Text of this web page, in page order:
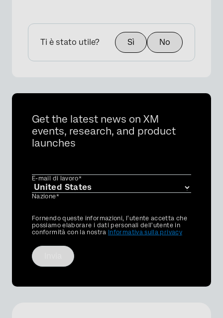
Ti è stato utile? Sì No
Get the latest news on XM
events, research, and product
launches
E-mail di lavoro*
Nazione*
Privacy
Optin
Fornendo queste informazioni, l'utente accetta che
possiamo elaborare i dati personali dell'utente in
conformità con la nostra Informativa sulla privacy